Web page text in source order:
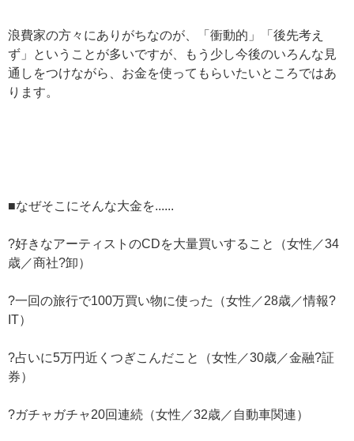
浪費家の方々にありがちなのが、「衝動的」「後先考え
ず」ということが多いですが、もう少し今後のいろんな見
通しをつけながら、お金を使ってもらいたいところではあ
ります。
■なぜそこにそんな大金を......
?好きなアーティストのCDを大量買いすること（女性／34
歳／商社?卸）
?一回の旅行で100万買い物に使った（女性／28歳／情報?
IT）
?占いに5万円近くつぎこんだこと（女性／30歳／金融?証
券）
?ガチャガチャ20回連続（女性／32歳／自動車関連）